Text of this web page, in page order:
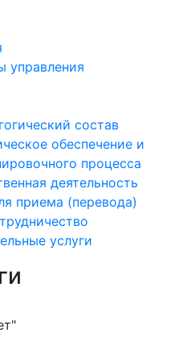
управления
состав
обеспечение и
процесса
деятельность
приема (перевода)
услуги